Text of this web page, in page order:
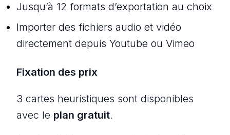
Jusqu’à 12 formats d’exportation au choix
Importer des fichiers audio et vidéo
directement depuis Youtube ou Vimeo
Fixation des prix
3 cartes heuristiques sont disponibles
avec le plan gratuit.